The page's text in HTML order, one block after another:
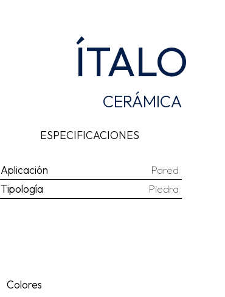
ÍTALO
CERÁMICA
ESPECIFICACIONES
Aplicación
Pared
Tipología
Piedra
Colores